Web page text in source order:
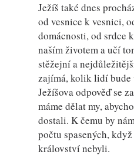
Ježíš také dnes
od vesnice k vesnici,
domácnosti, od srdce
naším životem a učí
stěžejní a
zajímá, kolik lidí bude
Ježíšova odpověď se
máme dělat my,
dostali. K čemu by
počtu spasených,
království nebyli.